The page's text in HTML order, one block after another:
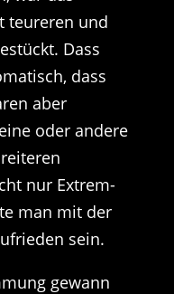
teureren und
Dass
dass
aber
oder andere
nur Extrem-
man mit der
sein.
gewann